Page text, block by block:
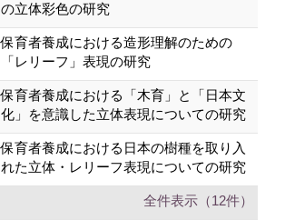
の立体彩色の研究
保育者養成における造形理解のための
「レリーフ」表現の研究
保育者養成における「木育」と「日本文
化」を意識した立体表現についての研究
保育者養成における日本の樹種を取り入
れた立体・レリーフ表現についての研究
全件表示（12件）